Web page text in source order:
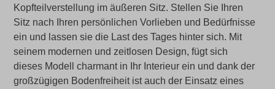
Kopfteilverstellung im äußeren Sitz. Stellen Sie Ihren
Sitz nach Ihren persönlichen Vorlieben und Bedürfnisse
ein und lassen sie die Last des Tages hinter sich. Mit
seinem modernen und zeitlosen Design, fügt sich
dieses Modell charmant in Ihr Interieur ein und dank der
großzügigen Bodenfreiheit ist auch der Einsatz eines